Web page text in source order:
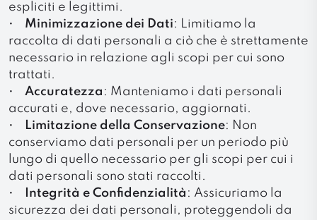
espliciti e legittimi.
• Minimizzazione dei Dati: Limitiamo la
raccolta di dati personali a ciò che è strettamente
necessario in relazione agli scopi per cui sono
trattati.
• Accuratezza : Manteniamo i dati personali
accurati e, dove necessario, aggiornati.
•
Limitazione della Conservazione: Non
conserviamo dati personali per un periodo più
lungo di quello necessario per gli scopi per cui i
dati personali sono stati raccolti.
•
Integrità e Confidenzialità : Assicuriamo la
sicurezza dei dati personali, proteggendoli da